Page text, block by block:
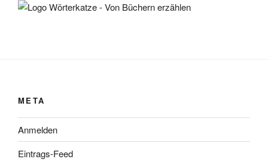
META
Anmelden
Eintrags-Feed